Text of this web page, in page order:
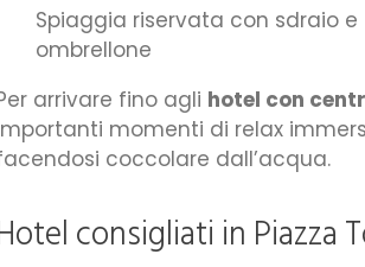
Spiaggia riservata con sdraio e
ombrellone
arrivare fino agli hotel con
momenti di relax
coccolare dall’acqua.
consigliati in Piazza